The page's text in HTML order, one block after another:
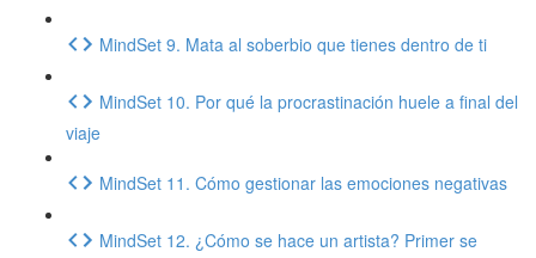
MindSet 9. Mata al soberbio que tienes dentro de ti
MindSet 10. Por qué la procrastinación huele a final del
viaje
MindSet 11. Cómo gestionar las emociones negativas
MindSet 12. ¿Cómo se hace un artista? Primer se